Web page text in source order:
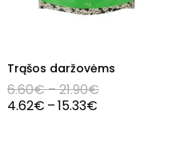
Trąšos daržovėms
6.60€–21.90€
4.62€ –15.33€